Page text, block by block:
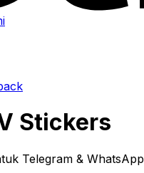
Stickers
Telegram & WhatsApp